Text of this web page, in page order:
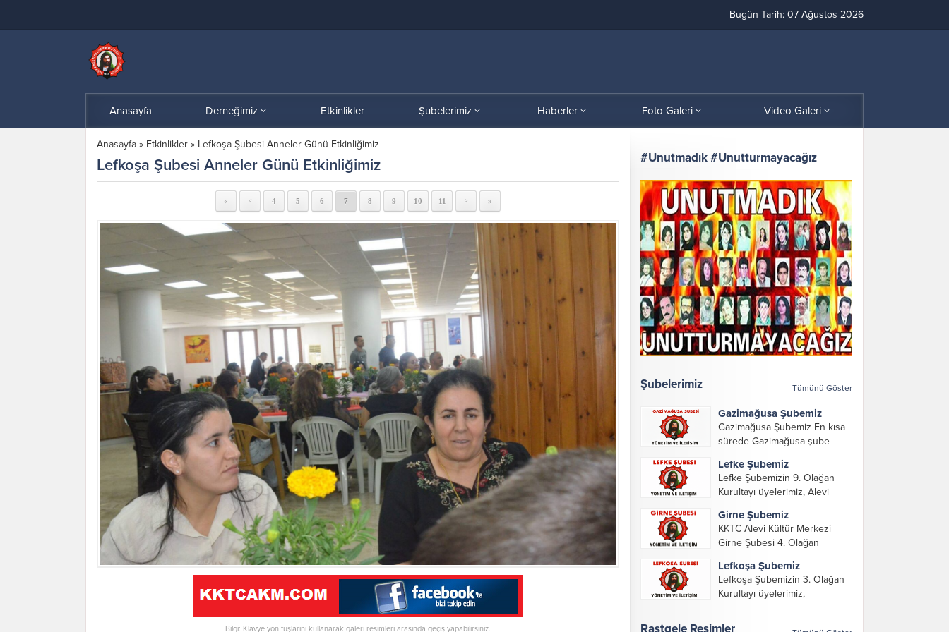
Bugün Tarih: 07 Ağustos 2026
Anasayfa Derneğimiz Etkinlikler Şubelerimiz Haberler Foto Galeri Video Galeri
Anasayfa » Etkinlikler » Lefkoşa Şubesi Anneler Günü Etkinliğimiz
Lefkoşa Şubesi Anneler Günü Etkinliğimiz
« < 4 5 6 7 8 9 10 11 > »
Bilgi: Klavye yön tuşlarını kullanarak galeri resimleri arasında geçiş yapabilirsiniz.
#Unutmadık #Unutturmayacağız
Şubelerimiz Tümünü Göster
Gazimağusa Şubemiz
Gazimağusa Şubemiz En kısa
sürede Gazimağusa şube
bilgilerimizi paylaşacağız.
Lefke Şubemiz
Lefke Şubemizin 9. Olağan
Kurultayı üyelerimiz, Alevi
ve yöneticileri, Şube
Başkanları ve yöneticilerinin
katılımı ile gerçekleşti. Önceki
dönemde görev alarak emek
veren, katkı koyan cümle
canların...
Girne Şubemiz
KKTC Alevi Kültür Merkezi
Girne Şubesi 4. Olağan
dernek üyeleri, KKTC Alevi
Kültür Merkezi Genel Başkanı,
genel merkez yönetim kurulu,
organlarının katılımıyla
Lefkoşa Şubemiz
Lefkoşa Şubemizin 3. Olağan
Kurultayı üyelerimiz,
Şube Başkan ve yöneticileri ile
Rastgele Resimler